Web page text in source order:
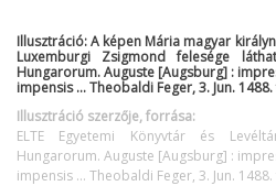
Illusztráció: A képen Mária magyar
Luxemburgi Zsigmond felesége
Hungarorum. Auguste [Augsburg] :
impensis ... Theobaldi Feger, 3. Jun.
Illusztráció szerzője, forrása:
ELTE Egyetemi Könyvtár és
Hungarorum. Auguste [Augsburg] :
impensis ... Theobaldi Feger, 3. Jun.